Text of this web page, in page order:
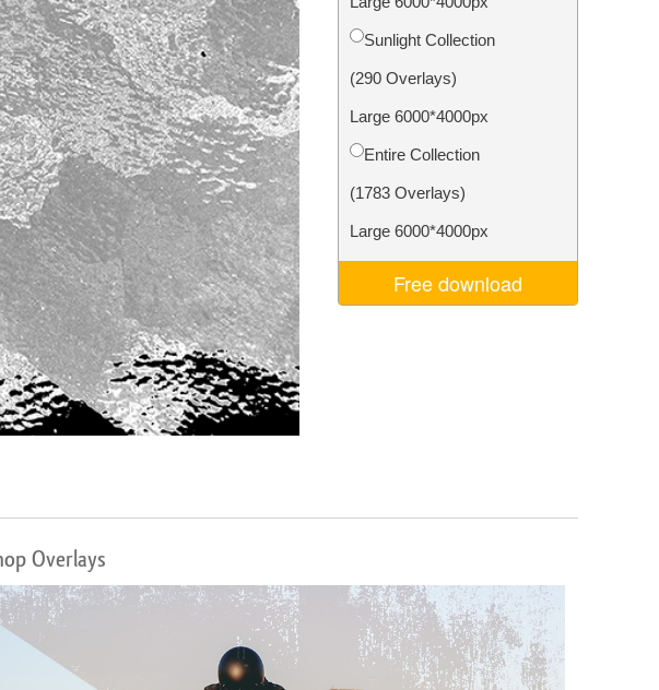
AI-trainingsgegevens Video Editing Services
Sunlight Collection
(290 Overlays)
Large 6000*4000px
Entire Collection
(1783 Overlays)
Large 6000*4000px
Free download
Overlays